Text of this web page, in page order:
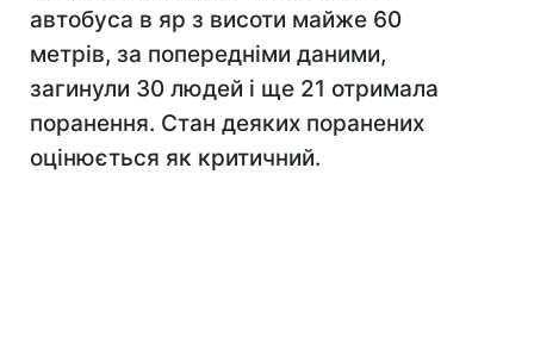
автобуса в яр з висоти майже 60
метрів, за попередніми даними,
загинули 30 людей і ще 21 отримала
поранення. Стан деяких поранених
оцінюється як критичний.